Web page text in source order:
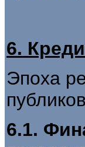
6.
Эпоха
6.1.